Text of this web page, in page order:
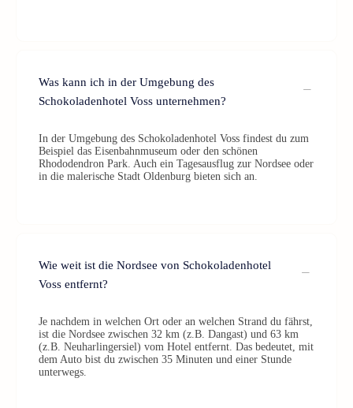
Was kann ich in der Umgebung des
Schokoladenhotel Voss unternehmen?
In der Umgebung des Schokoladenhotel Voss findest du zum
Beispiel das Eisenbahnmuseum oder den schönen
Rhododendron Park. Auch ein Tagesausflug zur Nordsee oder
in die malerische Stadt Oldenburg bieten sich an.
Wie weit ist die Nordsee von Schokoladenhotel
Voss entfernt?
Je nachdem in welchen Ort oder an welchen Strand du fährst,
ist die Nordsee zwischen 32 km (z.B. Dangast) und 63 km
(z.B. Neuharlingersiel) vom Hotel entfernt. Das bedeutet, mit
dem Auto bist du zwischen 35 Minuten und einer Stunde
unterwegs.